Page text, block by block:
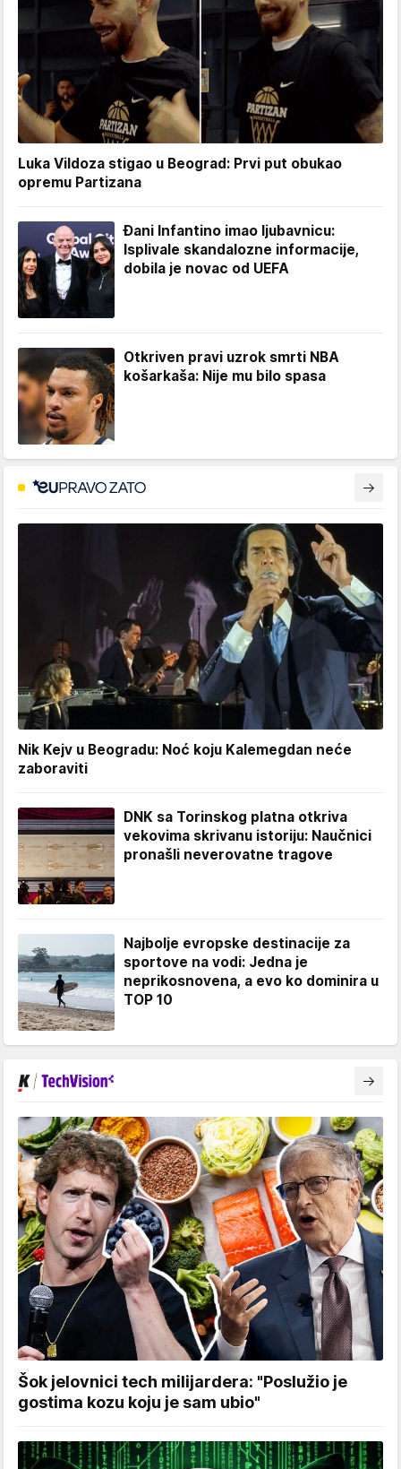
Luka Vildoza stigao u Beograd: Prvi put obukao
opremu Partizana
Đani Infantino imao ljubavnicu:
Isplivale skandalozne informacije,
dobila je novac od UEFA
Otkriven pravi uzrok smrti NBA
košarkaša: Nije mu bilo spasa
Nik Kejv u Beogradu: Noć koju Kalemegdan neće
zaboraviti
DNK sa Torinskog platna otkriva
vekovima skrivanu istoriju: Naučnici
pronašli neverovatne tragove
Najbolje evropske destinacije za
sportove na vodi: Jedna je
neprikosnovena, a evo ko dominira u
TOP 10
Šok jelovnici tech milijardera: "Poslužio je
gostima kozu koju je sam ubio"